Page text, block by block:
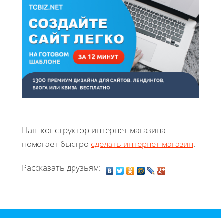
Наш конструктор интернет магазина
помогает быстро сделать интернет магазин.
Рассказать друзьям: